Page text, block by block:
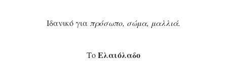
Ιδανικό για πρόσωπο, σώμα, μαλλιά.
TοΕλαιόλαδο